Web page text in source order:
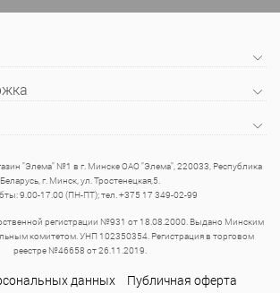
"Элема" №1 в г. Минске ОАО "Элема", 220033, Республика
Беларусь, г. Минск, ул. Тростенецкая,5.
9.00-17.00 (ПН-ПТ); тел. +375 17 349-02-99
регистрации №931 от 18.08.2000. Выдано Минским
комитетом. УНП 102350354. Регистрация в торговом
реестре №46658 от 26.11.2019.
данных Публичная оферта